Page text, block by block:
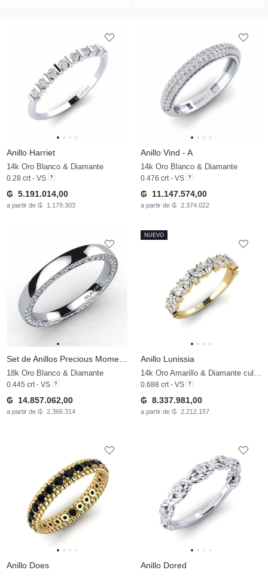
Anillo Harriet
14k Oro Blanco & Diamante
0.28 crt - VS
₲ 5.191.014,00
a partir de ₲ 1.179.303
Anillo Vind - A
14k Oro Blanco & Diamante
0.476 crt - VS
₲ 11.147.574,00
a partir de ₲ 2.374.022
18k Oro Blanco & Diamante
0.445 crt - VS
₲ 14.857.062,00
a partir de ₲ 2.366.314
Anillo Lunissia
0.688 crt - VS
₲ 8.337.981,00
a partir de ₲ 2.212.157
NUEVO
Anillo Does Anillo Dored